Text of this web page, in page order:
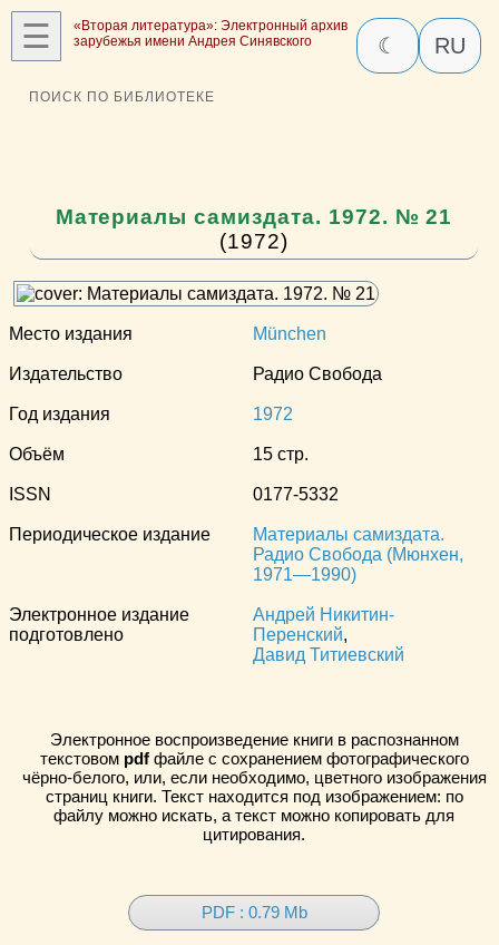
☰
«Вторая литература»: Электронный архив
зарубежья имени Андрея Синявского
☾ RU
ПОИСК ПО БИБЛИОТЕКЕ
Материалы самиздата. 1972. № 21
(1972)
Место издания München
Издательство Радио Свобода
Год издания 1972
Объём 15 стр.
ISSN 0177-5332
Периодическое издание
Материалы самиздата.
Радио Свобода (Мюнхен,
1971—1990)
Электронное издание
подготовлено
Андрей Никитин-
Перенский,
Давид Титиевский
Электронное воспроизведение книги в распознанном
текстовом pdfфайле с сохранением фотографического
чёрно-белого, или, если необходимо, цветного изображения
страниц книги. Текст находится под изображением: по
файлу можно искать, а текст можно копировать для
цитирования.
PDF : 0.79 Mb